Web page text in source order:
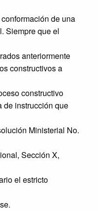
de una
Siempre que el
anteriormente
constructivos a
constructivo
de instrucción que
Ministerial No.
Sección X,
el estricto